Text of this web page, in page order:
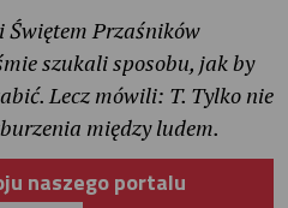
Świętem Przaśników
szukali sposobu, jak by
Lecz mówili: T. Tylko nie
między ludem.
naszego portalu